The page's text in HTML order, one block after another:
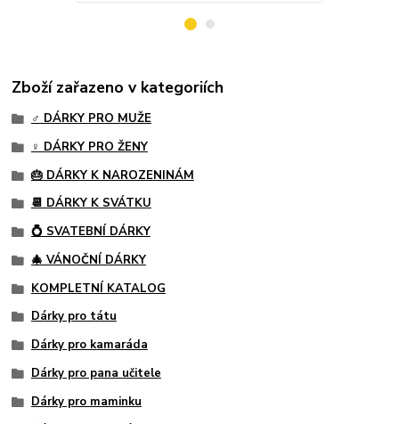
Zboží zařazeno v kategoriích
♂️ DÁRKY PRO MUŽE
♀️ DÁRKY PRO ŽENY
🎂 DÁRKY K NAROZENINÁM
📆 DÁRKY K SVÁTKU
💍 SVATEBNÍ DÁRKY
🎄 VÁNOČNÍ DÁRKY
KOMPLETNÍ KATALOG
Dárky pro tátu
Dárky pro kamaráda
Dárky pro pana učitele
Dárky pro maminku